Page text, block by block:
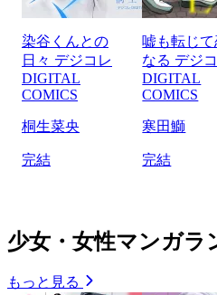
染谷くんとの
日々 デジコレ
DIGITAL
COMICS
桐生菜央
完結
嘘も転じて
なる デジ
DIGITAL
COMICS
寒田鰤
完結
少女・女性マンガラ
もっと見る